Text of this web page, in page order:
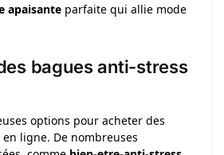
apaisante parfaite qui allie mode
bagues anti-stress
options pour acheter des
en ligne. De nombreuses